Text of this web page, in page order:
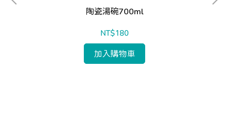
陶瓷湯碗700ml
NT$180
加入購物車